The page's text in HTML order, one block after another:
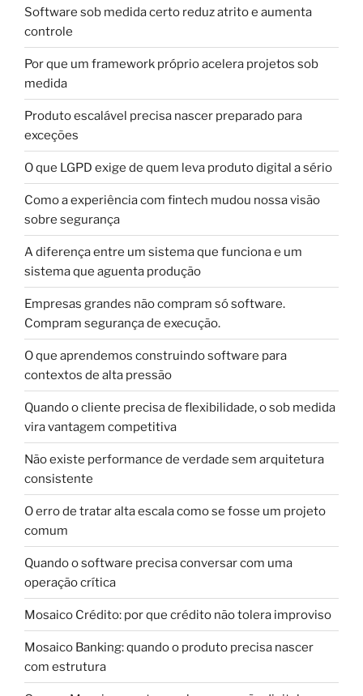
Software sob medida certo reduz atrito e aumenta
controle
Por que um framework próprio acelera projetos sob
medida
Produto escalável precisa nascer preparado para
exceções
O que LGPD exige de quem leva produto digital a sério
Como a experiência com fintech mudou nossa visão
sobre segurança
A diferença entre um sistema que funciona e um
sistema que aguenta produção
Empresas grandes não compram só software.
Compram segurança de execução.
O que aprendemos construindo software para
contextos de alta pressão
Quando o cliente precisa de flexibilidade, o sob medida
vira vantagem competitiva
Não existe performance de verdade sem arquitetura
consistente
O erro de tratar alta escala como se fosse um projeto
comum
Quando o software precisa conversar com uma
operação crítica
Mosaico Crédito: por que crédito não tolera improviso
Mosaico Banking: quando o produto precisa nascer
com estrutura